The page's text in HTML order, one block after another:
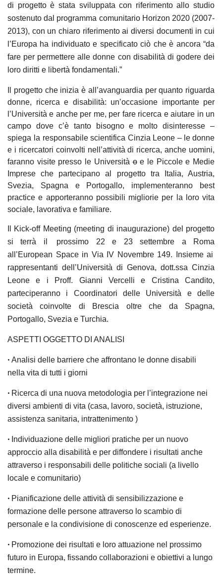
di progetto è stata sviluppata con riferimento allo studio
sostenuto dal programma comunitario Horizon 2020 (2007-
2013), con un chiaro riferimento ai diversi documenti in cui
l’Europa ha individuato e specificato ciò che è ancora “da
fare per permettere alle donne con disabilità di godere dei
loro diritti e libertà fondamentali.”
Il progetto che inizia è all’avanguardia per quanto riguarda
donne, ricerca e disabilità: un’occasione importante per
l’Università e anche per me, per fare ricerca e aiutare in un
campo dove c’è tanto bisogno e molto disinteresse –
spiega la responsabile scientifica Cinzia Leone – le donne
e i ricercatori coinvolti nell’attività di ricerca, anche uomini,
faranno visite presso le Universitàoe le Piccole e Medie
Imprese che partecipano al progetto tra Italia, Austria,
Svezia, Spagna e Portogallo, implementeranno best
practice e apporteranno possibili migliorie per la loro vita
sociale, lavorativa e familiare.
Il Kick-off Meeting (meeting di inaugurazione) del progetto
si terrà il
prossimo 22 e 23 settembre a Roma
all’European Space in Via IV Novembre 149. Insieme ai
rappresentanti dell’Università di Genova, dott.ssa Cinzia
Leone e i Proff. Gianni Vercelli e Cristina Candito,
parteciperanno i Coordinatori delle Università e delle
società coinvolte di Brescia oltre che da Spagna,
Portogallo, Svezia e Turchia.
ASPETTI OGGETTO DI ANALISI
• Analisi delle barriere che affrontano le donne disabili
nella vita di tutti i giorni
• Ricerca di una nuova metodologia per l’integrazione nei
diversi ambienti di vita (casa, lavoro, società, istruzione,
assistenza sanitaria, intrattenimento )
• Individuazione delle migliori pratiche per un nuovo
approccio alla disabilità e per diffondere i risultati anche
attraverso i responsabili delle politiche sociali (a livello
locale e comunitario)
• Pianificazione delle attività di sensibilizzazione e
formazione delle persone attraverso lo scambio di
personale e la condivisione di conoscenze ed esperienze.
• Promozione dei risultati e loro attuazione nel prossimo
futuro in Europa, fissando collaborazioni e obiettivi a lungo
termine.